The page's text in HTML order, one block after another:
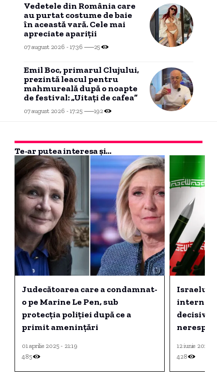
Vedetele din România care
au purtat costume de baie
în această vară. Cele mai
apreciate apariții
07 august 2026 - 17:36 25
Emil Boc, primarul Clujului,
prezintă leacul pentru
mahmureală după o noapte
de festival: „Uitați de cafea”
07 august 2026 - 17:25 192
Te-ar putea interesa și...
Judecătoarea care a condamnat-
o pe Marine Le Pen, sub
protecția poliției după ce a
primit amenințări
01 aprilie 2025 - 21:19
485
Israelul
decisiv”
12 iunie 2025 -
428